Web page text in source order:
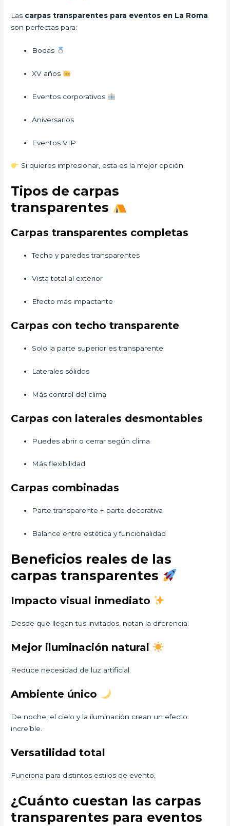
Las carpas transparentes para eventos en La Roma
son perfectas para:
Bodas
XV años
Eventos corporativos
Aniversarios
Eventos VIP
Si quieres impresionar, esta es la mejor opción.
Tipos de carpas
transparentes
Carpas transparentes completas
Techo y paredes transparentes
Vista total al exterior
Efecto más impactante
Carpas con techo transparente
Solo la parte superior es transparente
Laterales sólidos
Más control del clima
Carpas con laterales desmontables
Puedes abrir o cerrar según clima
Más flexibilidad
Carpas combinadas
Parte transparente + parte decorativa
Balance entre estética y funcionalidad
Beneficios reales de las
carpas transparentes
Impacto visual inmediato
Desde que llegan tus invitados, notan la diferencia.
Mejor iluminación natural
Reduce necesidad de luz artificial.
Ambiente único
De noche, el cielo y la iluminación crean un efecto
increíble.
Versatilidad total
Funciona para distintos estilos de evento.
¿Cuánto cuestan las carpas
transparentes para eventos